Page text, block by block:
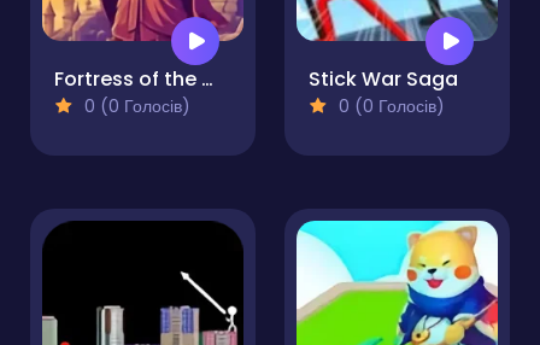
Fortress of the Wizard
0 (0 Голосів)
Stick War Saga
0 (0 Голосів)